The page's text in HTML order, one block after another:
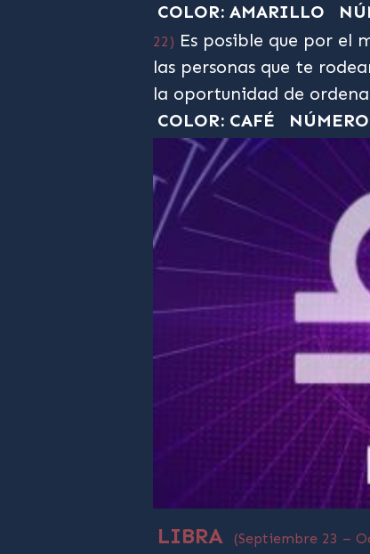
COLOR: AMARILLO
22) Es posible que por el
las personas que te
la oportunidad de
COLOR: CAFÉ
LIBRA (Septiembre 23 –